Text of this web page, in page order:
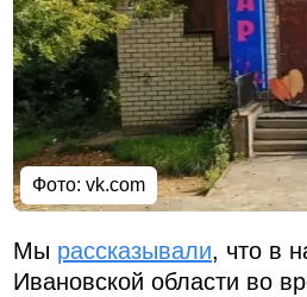
Фото: vk.com
Мы рассказывали, что в
Ивановской области во